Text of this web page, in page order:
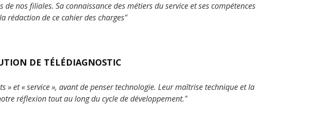
nos filiales. Sa connaissance des métiers du service et ses compétences
rédaction de ce cahier des charges"
DE TÉLÉDIAGNOSTIC
» et « service », avant de penser technologie. Leur maîtrise technique et la
réflexion tout au long du cycle de développement."